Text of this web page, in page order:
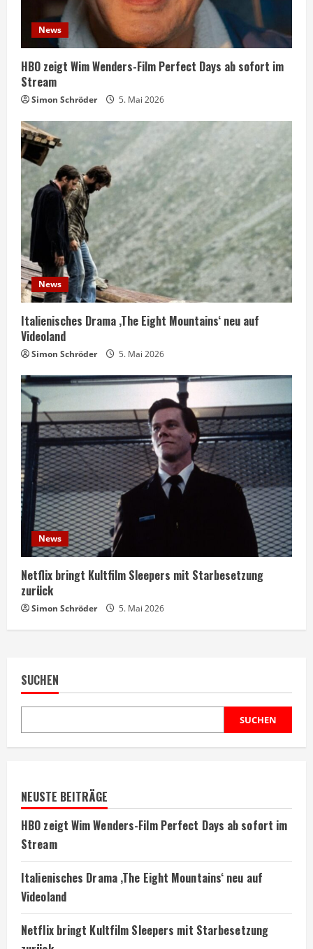
News
HBO zeigt Wim Wenders-Film Perfect Days ab sofort im
Stream
Simon Schröder 5. Mai 2026
News
Italienisches Drama ‚The Eight Mountains‘ neu auf
Videoland
Simon Schröder 5. Mai 2026
News
Netflix bringt Kultfilm Sleepers mit Starbesetzung
zurück
Simon Schröder 5. Mai 2026
SUCHEN
SUCHEN
NEUSTE BEITRÄGE
HBO zeigt Wim Wenders-Film Perfect Days ab sofort im
Stream
Italienisches Drama ‚The Eight Mountains‘ neu auf
Videoland
Netflix bringt Kultfilm Sleepers mit Starbesetzung